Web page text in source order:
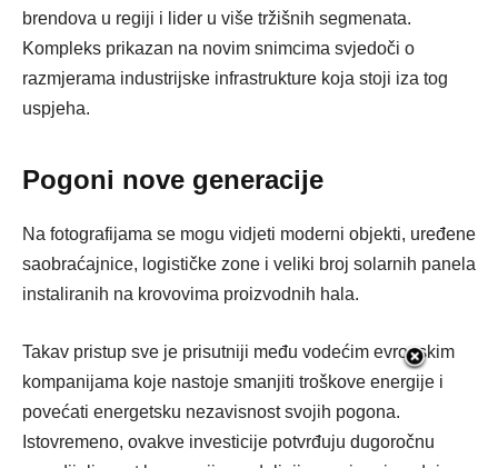
brendova u regiji i lider u više tržišnih segmenata.
Kompleks prikazan na novim snimcima svjedoči o
razmjerama industrijske infrastrukture koja stoji iza tog
uspjeha.
Pogoni nove generacije
Na fotografijama se mogu vidjeti moderni objekti, uređene
saobraćajnice, logističke zone i veliki broj solarnih panela
instaliranih na krovovima proizvodnih hala.
Takav pristup sve je prisutniji među vodećim evropskim
kompanijama koje nastoje smanjiti troškove energije i
povećati energetsku nezavisnost svojih pogona.
Istovremeno, ovakve investicije potvrđuju dugoročnu